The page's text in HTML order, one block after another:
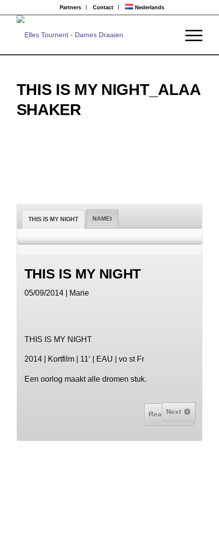
Partners Contact Nederlands
THIS IS MY NIGHT_ALAA
SHAKER
THIS IS MY NIGHT NAMEt
THIS IS MY NIGHT
05/09/2014 | Marie
THIS IS MY NIGHT
2014 | Kortfilm | 11‘ | EAU | vo st Fr
Een oorlog maakt alle dromen stuk.
Read More...
Next